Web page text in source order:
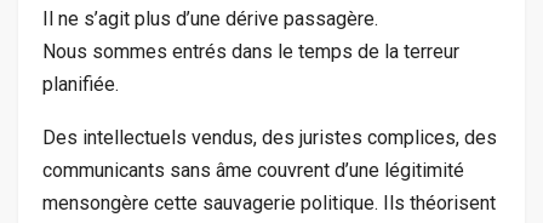
Il ne s’agit plus d’une dérive passagère.
Nous sommes entrés dans le temps de la terreur
planifiée.
Des intellectuels vendus, des juristes complices, des
communicants sans âme couvrent d’une légitimité
mensongère cette sauvagerie politique. Ils théorisent